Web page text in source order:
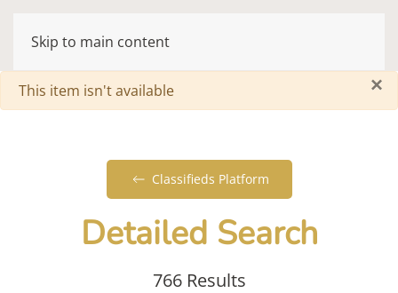
Skip to main content
×
Warning
This item isn't available
Classifieds Platform
Detailed Search
766 Results